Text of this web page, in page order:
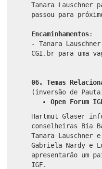
Tanara Lauschner
passou para
Encaminhamentos:
- Tanara
CGI.br para uma
06. Temas
(inversão de
Open Forum
Hartmut Glaser
conselheiras Bia
Tanara Lauschner
Gabriela Nardy e
apresentarão um
IGF.